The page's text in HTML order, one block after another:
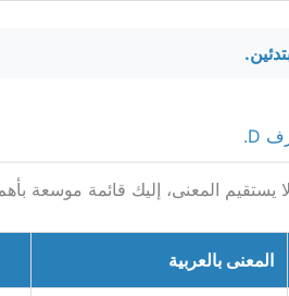
المعنى، إليك قائمة موسعة
المعنى بالعربية